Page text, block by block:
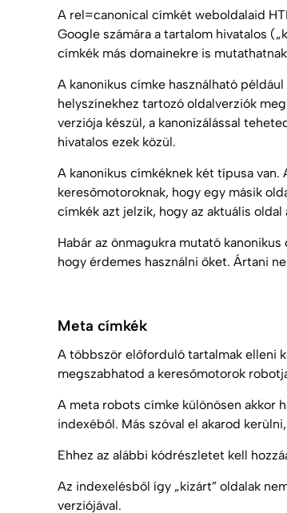
A rel=canonical címkét weboldalaid
Google számára a tartalom hivatalos
címkék más domainekre is
A kanonikus címke használható
helyszínekhez tartozó oldalverziók
verziója készül, a kanonizálással
hivatalos ezek közül.
A kanonikus címkéknek két típusa
keresőmotoroknak, hogy egy másik
címkék azt jelzik, hogy az aktuális oldal
Habár az önmagukra mutató
hogy érdemes használni őket. Ártani
Meta címkék
A többször előforduló tartalmak elleni
megszabhatod a keresőmotorok
A meta robots címke különösen akkor
indexéből. Más szóval el akarod
Ehhez az alábbi kódrészletet kell
Az indexelésből így „kizárt” oldalak
verziójával.